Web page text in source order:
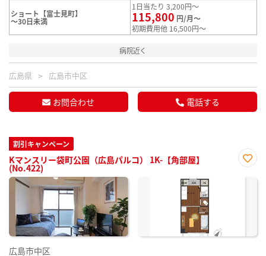
ショート【富士見町】
～30日未満
1日当たり 3,200円～
115,800 円/月～
初期費用他 16,500円～
病院近く
広島県 広島市中区
お問合わせ 電話する
割引キャンペーン
Kマンスリー袋町公園（広島パルコ） 1K-【角部屋】
(No.422)
に入
広島市中区